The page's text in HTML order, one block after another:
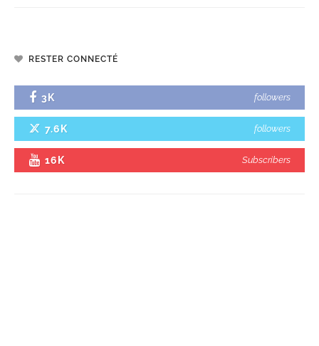
RESTER CONNECTÉ
3K followers
7.6K followers
16K Subscribers